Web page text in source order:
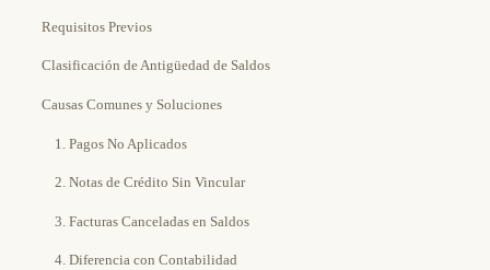
Requisitos Previos
Clasificación de Antigüedad de Saldos
Causas Comunes y Soluciones
1. Pagos No Aplicados
2. Notas de Crédito Sin Vincular
3. Facturas Canceladas en Saldos
4. Diferencia con Contabilidad